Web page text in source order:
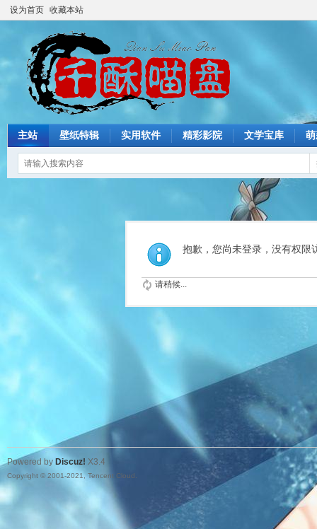
设为首页 收藏本站
主站 壁纸特辑 实用软件 精彩影院 文学宝库
抱歉，您尚未登录，没有权限
请稍候...
Powered by Discuz! X3.4
Copyright © 2001-2021, Tencent Cloud.